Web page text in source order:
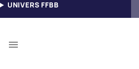
UNIVERS FFBB
